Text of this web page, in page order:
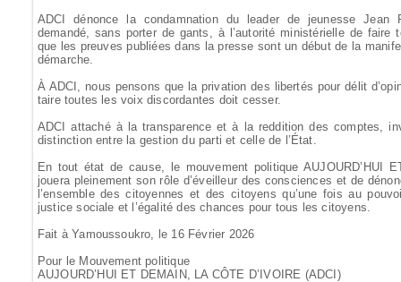
ADCI dénonce la condamnation du leader de jeunesse Jean
demandé, sans porter de gants, à l’autorité ministérielle de
que les preuves publiées dans la presse sont un début de la
démarche.
À ADCI, nous pensons que la privation des libertés pour délit
taire toutes les voix discordantes doit cesser.
ADCI attaché à la transparence et à la reddition des comptes,
distinction entre la gestion du parti et celle de l’État.
En tout état de cause, le mouvement politique AUJOURD’HUI
jouera pleinement son rôle d’éveilleur des consciences et de
l’ensemble des citoyennes et des citoyens qu’une fois au
justice sociale et l’égalité des chances pour tous les citoyens.
Fait à Yamoussoukro, le 16 Février 2026
Pour le Mouvement politique
AUJOURD’HUI ET DEMAIN, LA CÔTE D’IVOIRE (ADCI)